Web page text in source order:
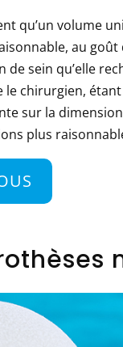
qu’un volume
au
sein qu’elle
le chirurgien,
sur la
plus